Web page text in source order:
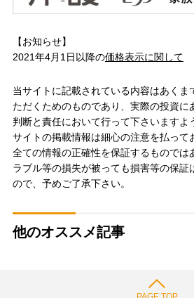
【お知らせ】
2021年4月1日以降の価格表示に関して
当サイトに記載されている内容はあくま
ただくためのものであり、実際の投資に
判断と責任において行って下さいますよ
サイトの掲載情報は細心の注意を払って
全ての情報の正確性を保証するものでは
ラブル等の損失が被っても損害等の保証
ので、予めご了承下さい。
他のオススメ記事